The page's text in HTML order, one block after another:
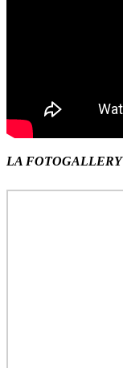
LA FOTOGALLERY